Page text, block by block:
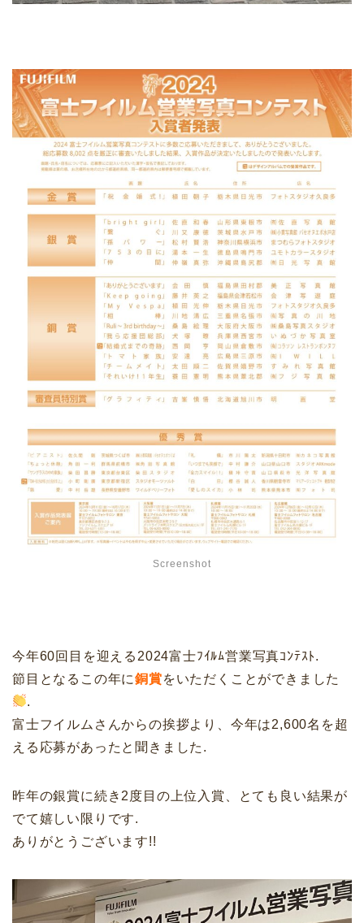
Screenshot
今年60回目を迎える2024富士ﾌｲﾙﾑ営業写真ｺﾝﾃｽﾄ.
節目となるこの年に銅賞をいただくことができました
.
富士フイルムさんからの挨拶より、今年は2,600名を超
える応募があったと聞きました.
昨年の銀賞に続き2度目の上位入賞、とても良い結果が
でて嬉しい限りです.
ありがとうございます!!